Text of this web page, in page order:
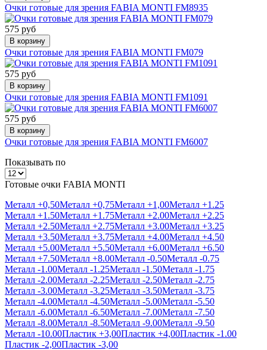
Очки готовые для зрения FABIA MONTI FM8935
575 руб
В корзину
Очки готовые для зрения FABIA MONTI FM079
575 руб
В корзину
Очки готовые для зрения FABIA MONTI FM1091
575 руб
В корзину
Очки готовые для зрения FABIA MONTI FM6007
Показывать по
Готовые очки FABIA MONTI
Металл +0,50Металл +0,75Металл +1,00Металл +1.25
Металл +1.50Металл +1.75Металл +2.00Металл +2.25
Металл +2.50Металл +2.75Металл +3.00Металл +3.25
Металл +3.50Металл +3.75Металл +4.00Металл +4.50
Металл +5.00Металл +5.50Металл +6.00Металл +6.50
Металл +7.50Металл +8.00Металл -0.50Металл -0.75
Металл -1.00Металл -1.25Металл -1.50Металл -1.75
Металл -2.00Металл -2.25Металл -2.50Металл -2.75
Металл -3.00Металл -3.25Металл -3.50Металл -3.75
Металл -4.00Металл -4.50Металл -5.00Металл -5.50
Металл -6.00Металл -6.50Металл -7.00Металл -7.50
Металл -8.00Металл -8.50Металл -9.00Металл -9.50
Металл -10.00Пластик +3,00Пластик +4,00Пластик -1.00
Пластик -2,00Пластик -3,00